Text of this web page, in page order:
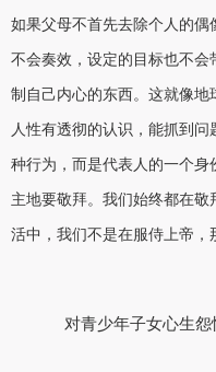
如果父母不首先去除个人的
不会奏效，设定的目标也不
制自己内心的东西。这就像
人性有透彻的认识，能抓到
种行为，而是代表人的一个
主地要敬拜。我们始终都在
活中，我们不是在服侍上帝，
对青少年子女心生